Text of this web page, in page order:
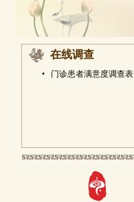
在线调查
• 门诊患者满意度调查表